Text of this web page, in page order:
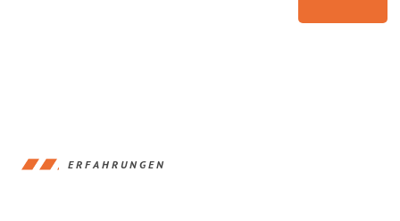
ERFAHRUNGEN